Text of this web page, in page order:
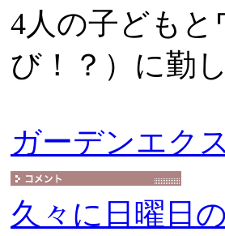
4人の子ども
び！？）に勤
ガーデンエク
久々に日曜日